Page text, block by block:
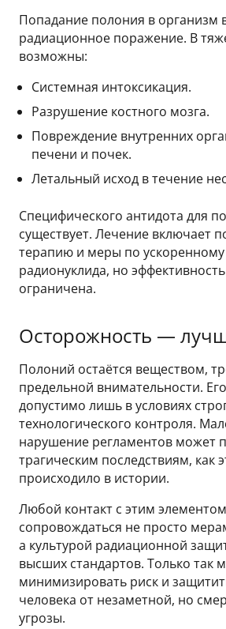
Попадание полония в организм
радиационное поражение. В
возможны:
Системная интоксикация.
Разрушение костного мозга.
Повреждение внутренних
печени и почек.
Летальный исход в течение
Специфического антидота для
существует. Лечение включает
терапию и меры по
радионуклида, но
ограничена.
Осторожность —
Полоний остаётся веществом,
предельной внимательности.
допустимо лишь в условиях
технологического контроля.
нарушение регламентов может
трагическим последствиям, как
происходило в истории.
Любой контакт с этим
сопровождаться не просто
а культурой радиационной
высших стандартов. Только так
минимизировать риск и
человека от незаметной, но
угрозы.